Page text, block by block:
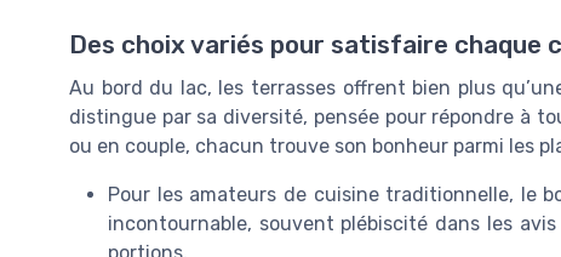
Des choix variés pour satisfaire chaque
Au bord du lac, les terrasses offrent bien plus
distingue par sa diversité, pensée pour répondre à
ou en couple, chacun trouve son bonheur parmi les
Pour les amateurs de cuisine traditionnelle, le
incontournable, souvent plébiscité dans les